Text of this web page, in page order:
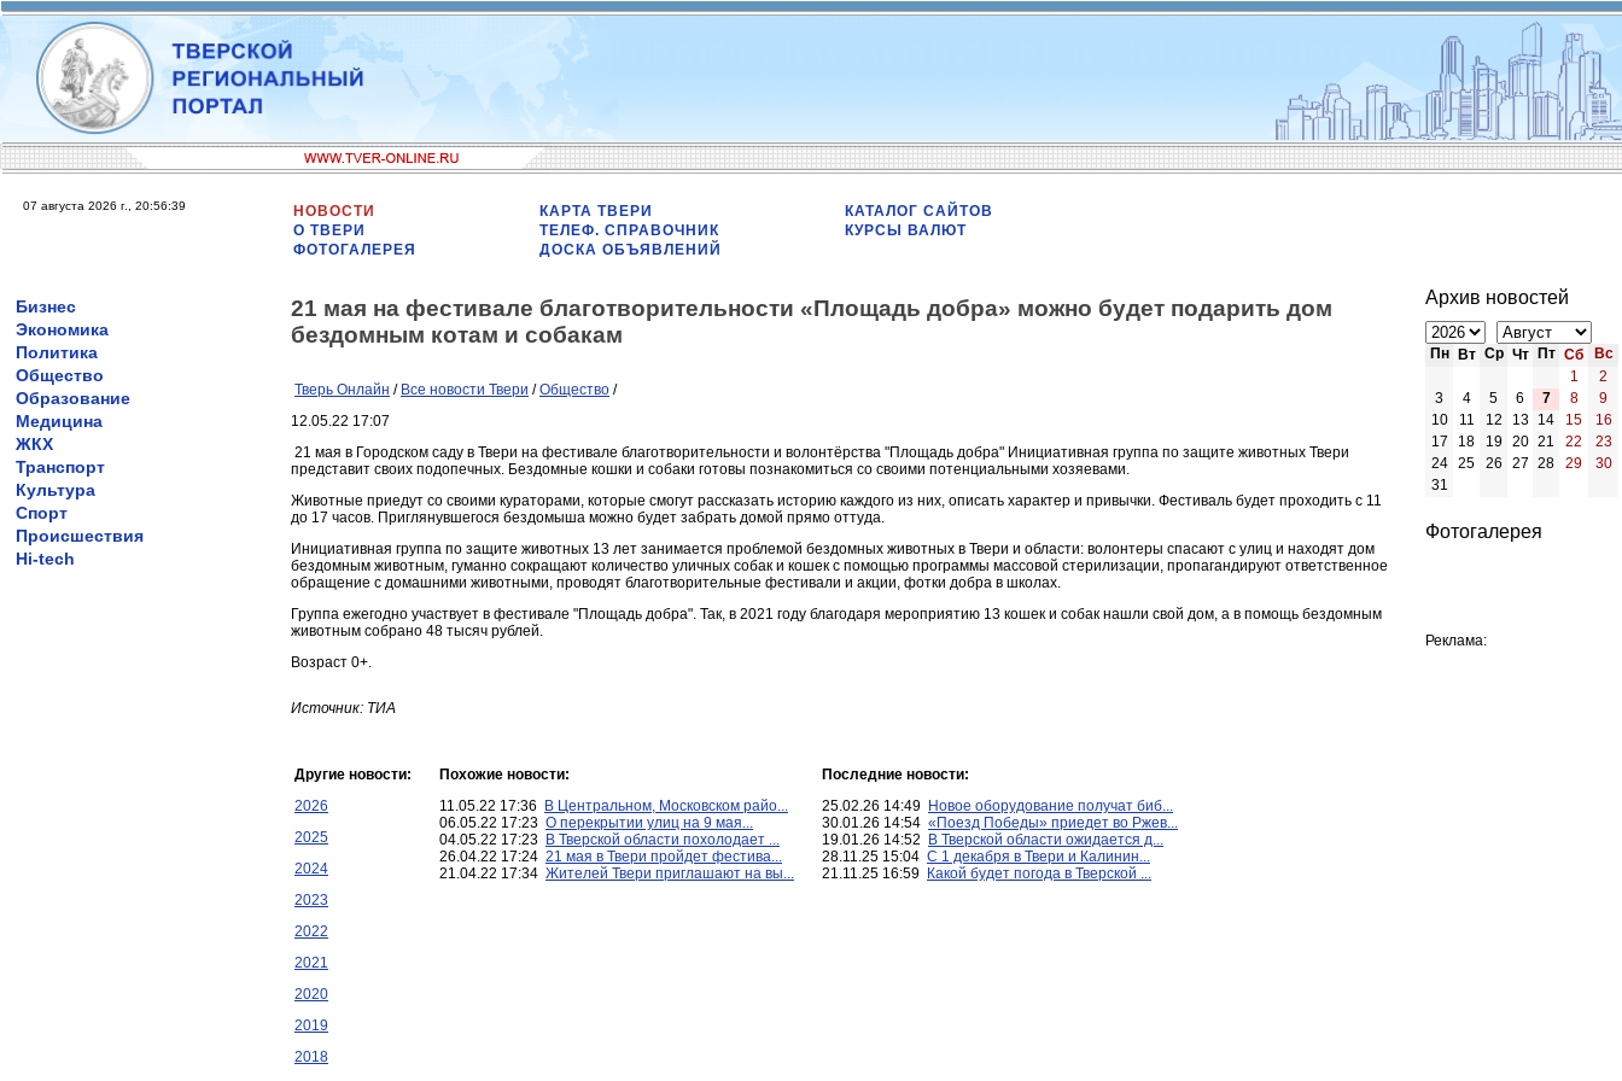
07 августа 2026 г., 20:56:39
НОВОСТИ
О ТВЕРИ
ФОТОГАЛЕРЕЯ
КАРТА ТВЕРИ
ТЕЛЕФ. СПРАВОЧНИК
ДОСКА ОБЪЯВЛЕНИЙ
КАТАЛОГ САЙТОВ
КУРСЫ ВАЛЮТ
Бизнес
Экономика
Политика
Общество
Образование
Медицина
ЖКХ
Транспорт
Культура
Спорт
Происшествия
Hi-tech
21 мая на фестивале благотворительности «Площадь добра» можно будет подарить дом
бездомным котам и собакам
Тверь Онлайн / Все новости Твери /Общество /
12.05.22 17:07
21 мая в Городском саду в Твери на фестивале благотворительности и волонтёрства "Площадь добра" Инициативная группа по защите животных Твери
представит своих подопечных. Бездомные кошки и собаки готовы познакомиться со своими потенциальными хозяевами.
Животные приедут со своими кураторами, которые смогут рассказать историю каждого из них, описать характер и привычки. Фестиваль будет проходить с 11
до 17 часов. Приглянувшегося бездомыша можно будет забрать домой прямо оттуда.
Инициативная группа по защите животных 13 лет занимается проблемой бездомных животных в Твери и области: волонтеры спасают с улиц и находят дом
бездомным животным, гуманно сокращают количество уличных собак и кошек с помощью программы массовой стерилизации, пропагандируют ответственное
обращение с домашними животными, проводят благотворительные фестивали и акции, фотки добра в школах.
Группа ежегодно участвует в фестивале "Площадь добра". Так, в 2021 году благодаря мероприятию 13 кошек и собак нашли свой дом, а в помощь бездомным
животным собрано 48 тысяч рублей.
Возраст 0+.
Источник: ТИА
Другие новости:
2026
2025
2024
2023
2022
2021
2020
2019
2018
Похожие новости:
11.05.22 17:36
В Центральном, Московском райо...
06.05.22 17:23 О перекрытии улиц на 9 мая...
04.05.22 17:23 В Тверской области похолодает ...
26.04.22 17:24 21 мая в Твери пройдет фестива...
21.04.22 17:34 Жителей Твери приглашают на вы...
Последние новости:
25.02.26 14:49 Новое оборудование получат биб...
30.01.26 14:54 «Поезд Победы» приедет во Ржев...
19.01.26 14:52
В Тверской области ожидается д...
28.11.25 15:04 С 1 декабря в Твери и Калинин...
21.11.25 16:59 Какой будет погода в Тверской ...
Архив новостей
Пн Вт Ср Чт Пт Сб
Вс
1
2
3
4 5 6 7 8
9
10
11 12 13 14 15
16
17
18 19 20 21 22
23
24
25 26 27 28 29
30
31
Фотогалерея
Реклама: